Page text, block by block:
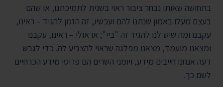
בתחושה שאותו נבחר ציבור ראוי בשנית לתמיכתנו, או שהם
בעצם מעלו באמון שנתנו להם ועכשיו, זה הזמן להגיד – ראינו,
עקבנו ומה שיש לנו להגיד זה "ביי"; או אולי – ראינו, עקבנו
ומצאנו מועמד, מצאנו מפלגה שראוי להצביע לה. כדי לגבש
דעה אנחנו חייבים מידע, ויומני השרים הם פריטי מידע הכרחיים
לשם כך.